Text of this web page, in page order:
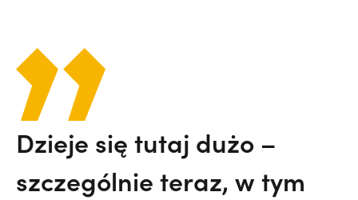
Dzieje się tutaj dużo –
szczególnie teraz, w tym